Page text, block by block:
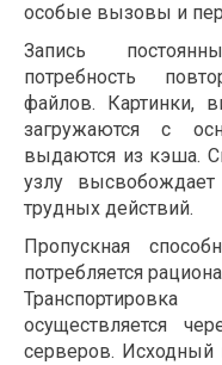
особые вызовы и
Запись
потребность
файлов. Картинки,
загружаются с
выдаются из кэша.
узлу
трудных действий.
Пропускная
потребляется
Транспортировка
осуществляется
серверов.